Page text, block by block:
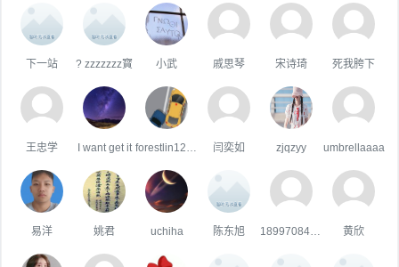
下一站 ? zzzzzzz寳 小武 戚思琴 宋诗琦 死我胯下
王忠学 I want get it 闫奕如 zjqzyy umbrellaaaa
易洋 姚君 uchiha 陈东旭 黄欣